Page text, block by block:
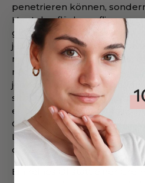
penetrieren können,
Hautoberfläche aufliegen
geschmeidiges Hautgefühl
jedoch nur kurzfristig und
natürlichen Abrieb, aber
nächsten Gesichtswäsche.
jedoch nicht damit geholfen.
sicherlich als Vaseline. In
es an den Bezeichnungen
Ozokerite, Microcrystalline
Liquidum. Silikon hat in der
cone oder -xane
Ein reines Öl statt einer